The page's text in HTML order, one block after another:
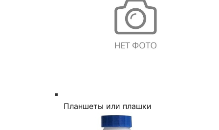
Планшеты или плашки